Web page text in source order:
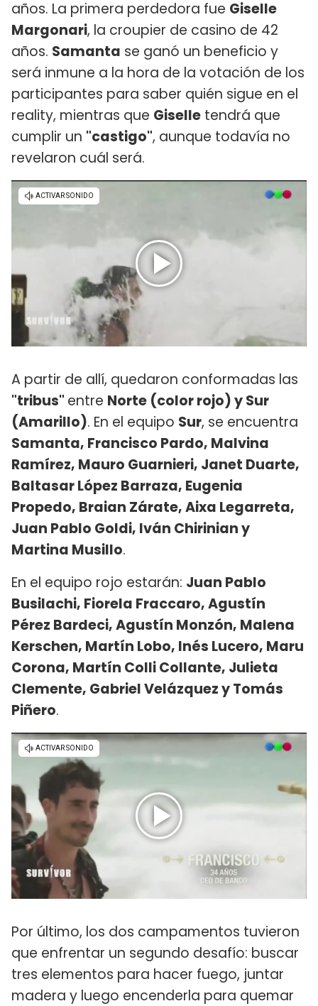
años. La primera perdedora fue Giselle
Margonari, la croupier de casino de 42
años. Samanta se ganó un beneficio y
será inmune a la hora de la votación de los
participantes para saber quién sigue en el
reality, mientras que Giselle tendrá que
cumplir un "castigo", aunque todavía no
revelaron cuál será.
A partir de allí, quedaron conformadas las
"tribus" entre Norte (color rojo) y Sur
(Amarillo). En el equipo Sur, se encuentra
Samanta, Francisco Pardo, Malvina
Ramírez, Mauro Guarnieri, Janet Duarte,
Baltasar López Barraza, Eugenia
Propedo, Braian Zárate, Aixa Legarreta,
Juan Pablo Goldi, Iván Chirinian y
Martina Musillo.
En el equipo rojo estarán: Juan Pablo
Busilachi, Fiorela Fraccaro, Agustín
Pérez Bardeci, Agustín Monzón, Malena
Kerschen, Martín Lobo, Inés Lucero, Maru
Corona, Martín Colli Collante, Julieta
Clemente, Gabriel Velázquez y Tomás
Piñero.
Por último, los dos campamentos tuvieron
que enfrentar un segundo desafío: buscar
tres elementos para hacer fuego, juntar
madera y luego encenderla para quemar